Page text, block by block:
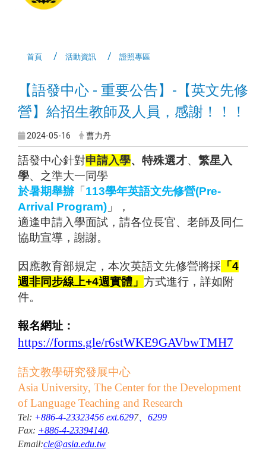
首頁 活動資訊 證照專區
【語發中心 - 重要公告】-【英文先修
營】給招生教師及人員，感謝！！！
2024-05-16 曹力丹
語發中心針對申請入學、特殊選才、 繁星入
學、之準大一同學
於暑期舉辦 「 113學年英語文先修營(Pre-
Arrival Program) 」，
適逢申請入學面試，請各位長官、老師及同仁
協助宣導，謝謝。
因應教育部規定，本次英語文先修營將採 「4
週非同步線上+4週實體」 方式進行，詳如附
件。
報名網址：
https://forms.gle/r6stWKE9GAVbwTMH7
語文教學研究發展中心
Asia University, The Center for the Development
of Language Teaching and Research
Tel: +886-4-23323456 ext.6297、 6299
Fax: +886-4-23394140.
Email:cle@asia.edu.tw